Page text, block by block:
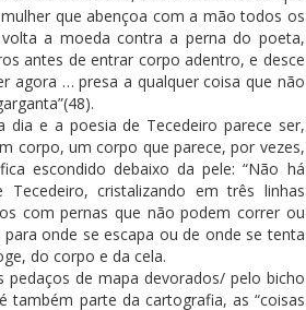
que abençoa com a mão todos os
a moeda contra a perna do poeta,
antes de entrar corpo adentro, e desce
agora … presa a qualquer coisa que não
e a poesia de Tecedeiro parece ser,
corpo, um corpo que parece, por vezes,
escondido debaixo da pele: “Não há
cristalizando em três linhas
com pernas que não podem correr ou
onde se escapa ou de onde se tenta
do corpo e da cela.
de mapa devorados/ pelo bicho
também parte da cartografia, as “coisas